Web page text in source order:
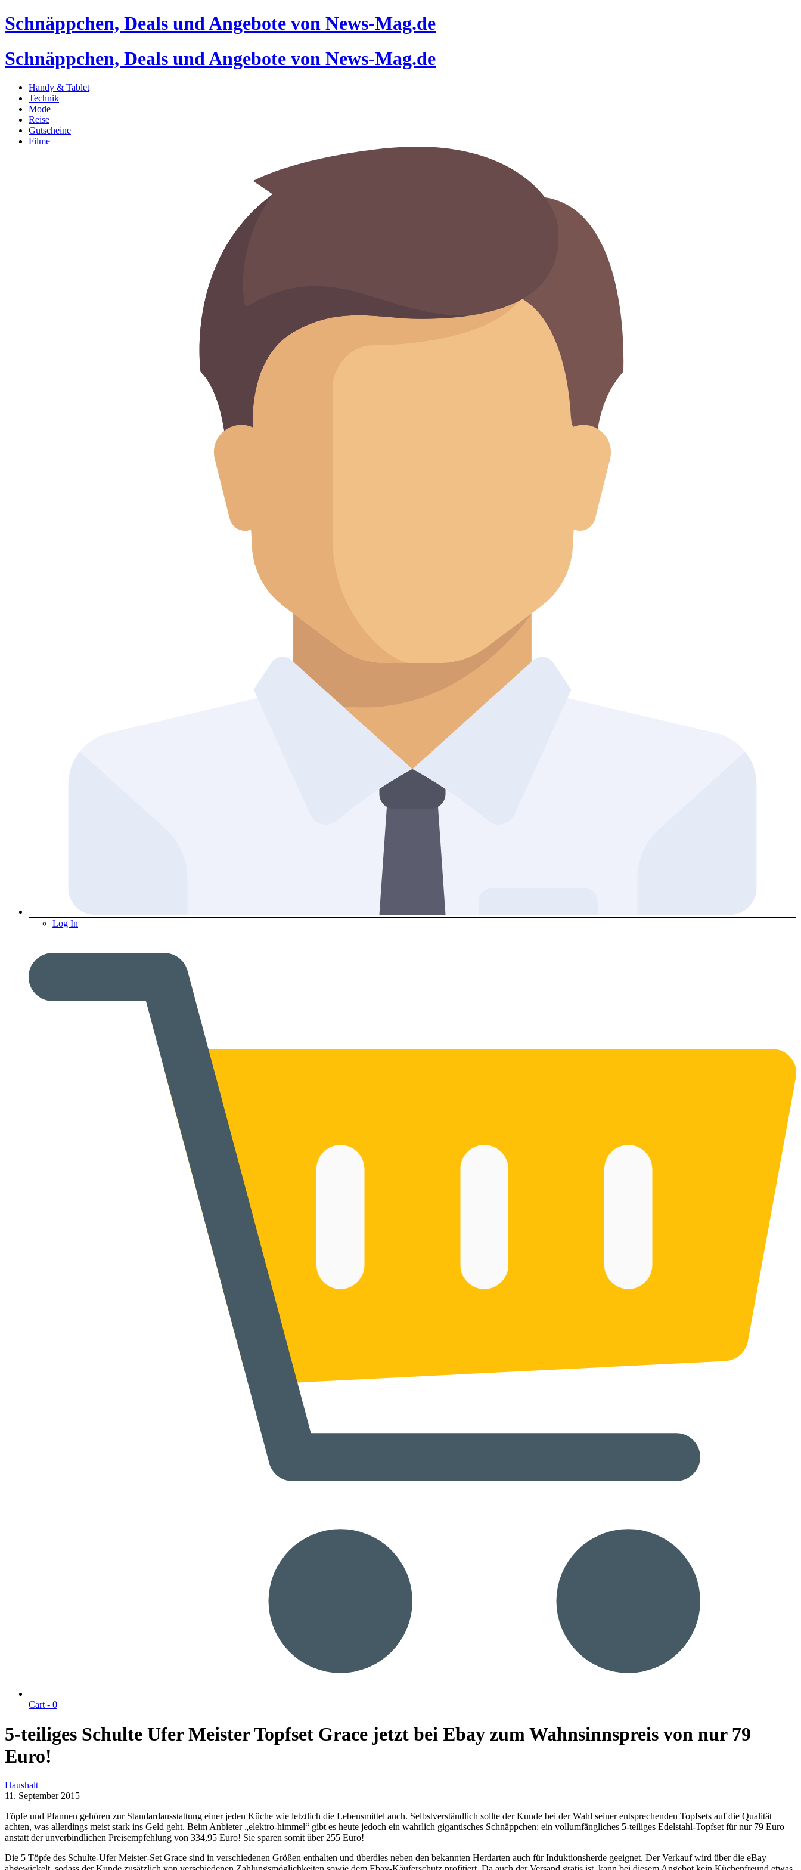
Schnäppchen, Deals und Angebote von News-Mag.de
Schnäppchen, Deals und Angebote von News-Mag.de
Handy & Tablet
Technik
Mode
Reise
Gutscheine
Filme
Log In
Cart - 0
5-teiliges Schulte Ufer Meister Topfset Grace jetzt bei Ebay zum Wahnsinnspreis von nur 79
Euro!
Haushalt
11. September 2015
Töpfe und Pfannen gehören zur Standardausstattung einer jeden Küche wie letztlich die Lebensmittel auch. Selbstverständlich sollte der Kunde bei der Wahl seiner entsprechenden Topfsets auf die Qualität
achten, was allerdings meist stark ins Geld geht. Beim Anbieter „elektro-himmel“ gibt es heute jedoch ein wahrlich gigantisches Schnäppchen: ein vollumfängliches 5-teiliges Edelstahl-Topfset für nur 79 Euro
anstatt der unverbindlichen Preisempfehlung von 334,95 Euro! Sie sparen somit über 255 Euro!
Die 5 Töpfe des Schulte-Ufer Meister-Set Grace sind in verschiedenen Größen enthalten und überdies neben den bekannten Herdarten auch für Induktionsherde geeignet. Der Verkauf wird über die eBay